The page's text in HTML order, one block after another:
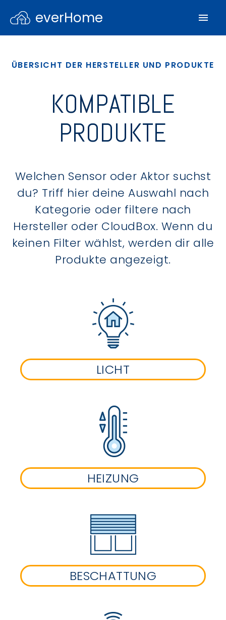
everHome
ÜBERSICHT DER HERSTELLER UND PRODUKTE
KOMPATIBLE
PRODUKTE
Welchen Sensor oder Aktor suchst
du? Triff hier deine Auswahl nach
Kategorie oder filtere nach
Hersteller oder CloudBox. Wenn du
keinen Filter wählst, werden dir alle
Produkte angezeigt.
LICHT
HEIZUNG
BESCHATTUNG